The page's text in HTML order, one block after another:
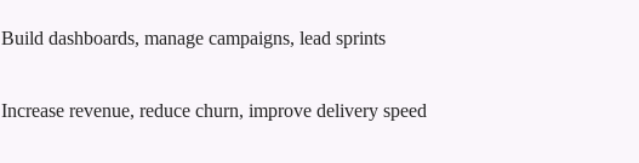
Build dashboards, manage campaigns, lead sprints
Increase revenue, reduce churn, improve delivery speed